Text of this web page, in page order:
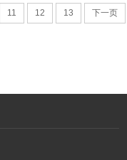
11 12 13 下一页